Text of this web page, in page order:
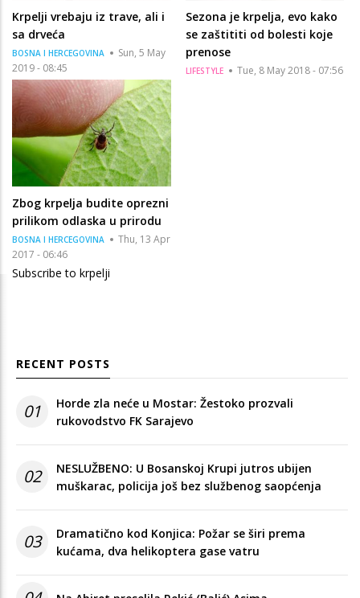
Krpelji vrebaju iz trave, ali i
sa drveća
BOSNA I HERCEGOVINA
Sun, 5 May
2019 - 08:45
Sezona je krpelja, evo kako
se zaštititi od bolesti koje
prenose
LIFESTYLE Tue, 8 May 2018 - 07:56
Zbog krpelja budite oprezni
prilikom odlaska u prirodu
BOSNA I HERCEGOVINA
Thu, 13 Apr
2017 - 06:46
Subscribe to krpelji
RECENT POSTS
01
Horde zla neće u Mostar: Žestoko prozvali
rukovodstvo FK Sarajevo
02
NESLUŽBENO: U Bosanskoj Krupi jutros ubijen
muškarac, policija još bez službenog saopćenja
03
Dramatično kod Konjica: Požar se širi prema
kućama, dva helikoptera gase vatru